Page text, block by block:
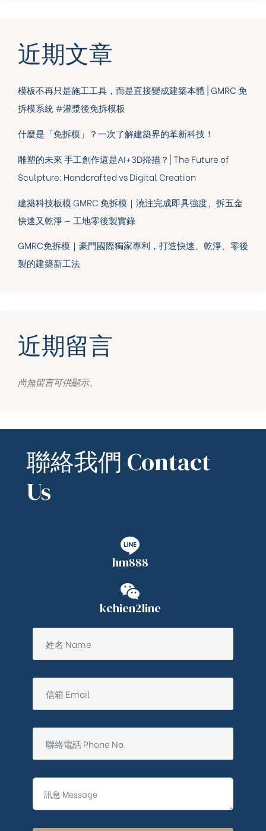
近期文章
模板不再只是施工工具，而是直接變成建築本體 | GMRC 免
拆模系統 #灌漿後免拆模板
什麼是「免拆模」？一次了解建築界的革新科技！
雕塑的未來 手工創作還是AI+3D掃描？| The Future of
Sculpture: Handcrafted vs Digital Creation
建築科技板模 GMRC 免拆模｜澆注完成即具強度、拆五金
快速又乾淨 — 工地零後製實錄
GMRC免拆模｜豪門國際獨家專利，打造快速、乾淨、零後
製的建築新工法
近期留言
尚無留言可供顯示。
聯絡我們 Contact
Us
hm888
kchien2line